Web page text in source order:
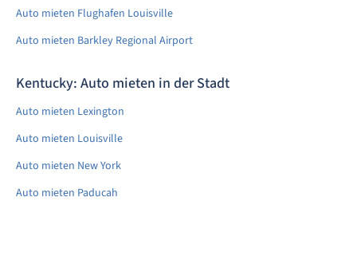
Auto mieten Flughafen Louisville
Auto mieten Barkley Regional Airport
Kentucky: Auto mieten in der Stadt
Auto mieten Lexington
Auto mieten Louisville
Auto mieten New York
Auto mieten Paducah